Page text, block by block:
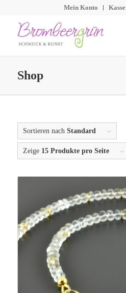
Mein Konto Kasse
Shop
Sortieren nach Standard
Zeige 15 Produkte pro Seite